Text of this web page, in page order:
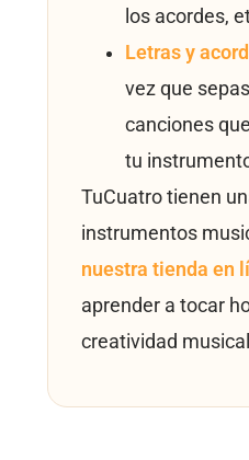
los acordes,
Letras y
vez que
canciones
tu
TuCuatro tienen
instrumentos
nuestra tienda en
aprender a tocar
creatividad